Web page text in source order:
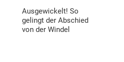
Ausgewickelt! So
gelingt der Abschied
von der Windel